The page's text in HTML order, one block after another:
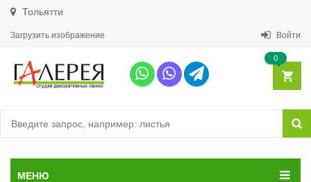
Тольятти
Загрузить изображение Войти
0
МЕНЮ